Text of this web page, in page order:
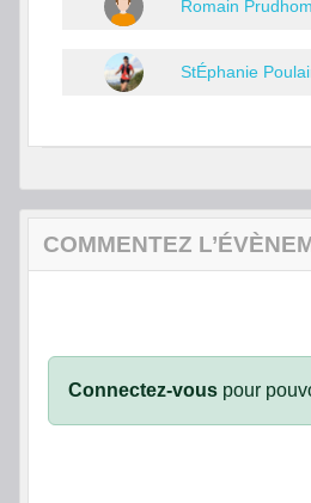
Romain
StÉphanie
COMMENTEZ
Connectez-vous pour